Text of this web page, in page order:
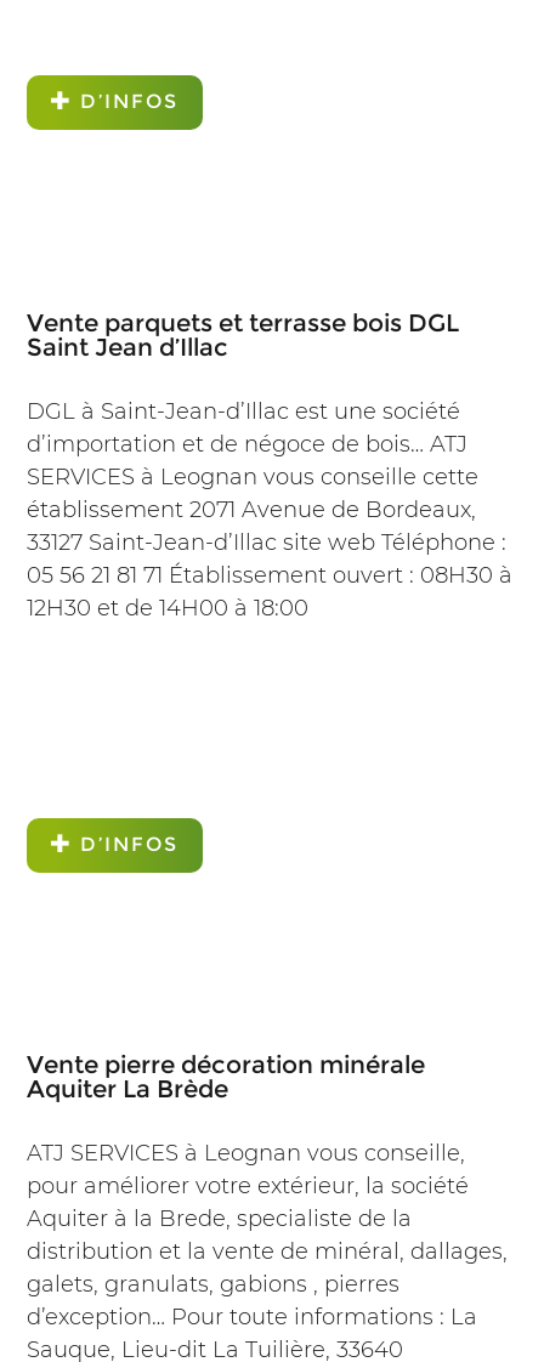
D’INFOS
Vente parquets et terrasse bois DGL
Saint Jean d’Illac
DGL à Saint-Jean-d’Illac est une société
d’importation et de négoce de bois… ATJ
SERVICES à Leognan vous conseille cette
établissement 2071 Avenue de Bordeaux,
33127 Saint-Jean-d’Illac site web Téléphone :
05 56 21 81 71 Établissement ouvert : 08H30 à
12H30 et de 14H00 à 18:00
D’INFOS
Vente pierre décoration minérale
Aquiter La Brède
ATJ SERVICES à Leognan vous conseille,
pour améliorer votre extérieur, la société
Aquiter à la Brede, specialiste de la
distribution et la vente de minéral, dallages,
galets, granulats, gabions , pierres
d’exception… Pour toute informations : La
Sauque, Lieu-dit La Tuilière, 33640